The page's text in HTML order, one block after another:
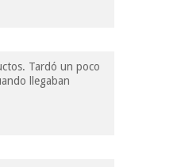
Tardó un poco
llegaban